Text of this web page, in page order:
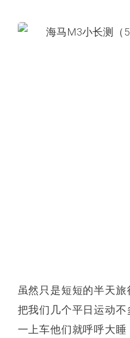
虽然只是短短的半天
把我们几个平日运动不
一上车他们就呼呼大